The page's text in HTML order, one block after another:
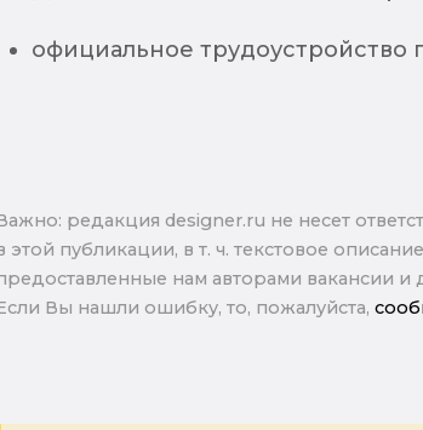
официальное трудоустройство
pедакция designer.ru не несет
этой публикации, в т. ч. текстовое
нам авторами вакансии и
Вы нашли ошибку, то, пожалуйста,